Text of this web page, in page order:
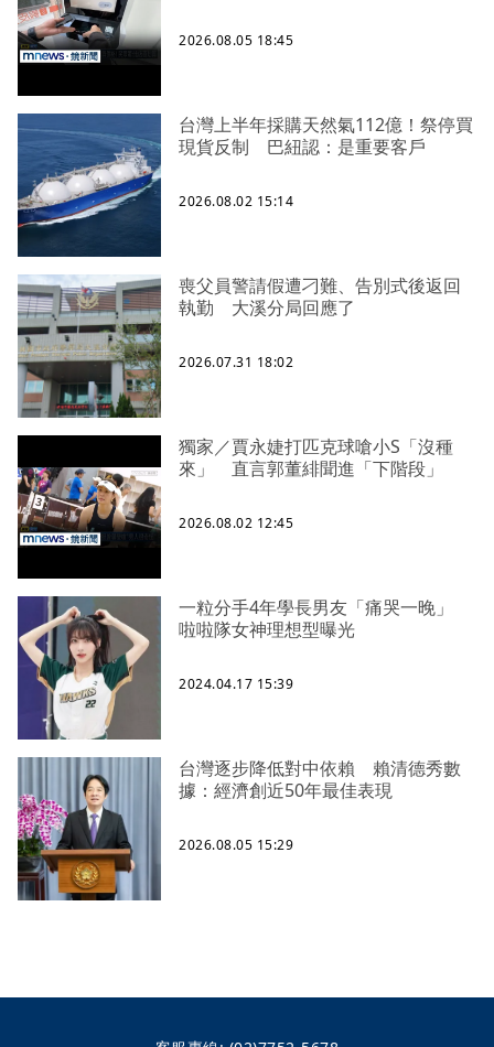
2026.08.05 18:45
台灣上半年採購天然氣112億！祭停買
現貨反制 巴紐認：是重要客戶
2026.08.02 15:14
喪父員警請假遭刁難、告別式後返回
執勤 大溪分局回應了
2026.07.31 18:02
獨家／賈永婕打匹克球嗆小S「沒種
來」 直言郭董緋聞進「下階段」
2026.08.02 12:45
一粒分手4年學長男友「痛哭一晚」
啦啦隊女神理想型曝光
2024.04.17 15:39
台灣逐步降低對中依賴 賴清德秀數
據：經濟創近50年最佳表現
2026.08.05 15:29